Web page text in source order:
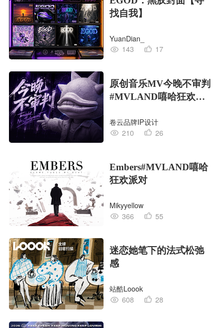
找自我】
YuanDian_
143
17
原创音乐MV今晚不审判
#MVLAND嘻哈狂欢派
卷云品牌IP设计
210
26
Embers#MVLAND嘻哈
狂欢派对
Mikyyellow
366
55
迷恋她笔下的法式松弛
感
站酷Loook
608
28